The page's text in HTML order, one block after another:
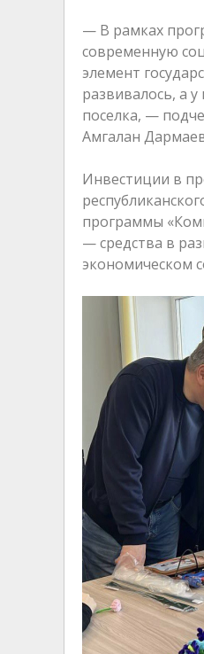
— В рамках
современную
элемент
развивалось, а
поселка, —
Амгалан
Инвестиции в
программы
— средства в
экономическом